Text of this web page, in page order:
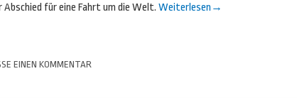
Abschied für eine Fahrt um die Welt. Weiterlesen →
EINEN KOMMENTAR